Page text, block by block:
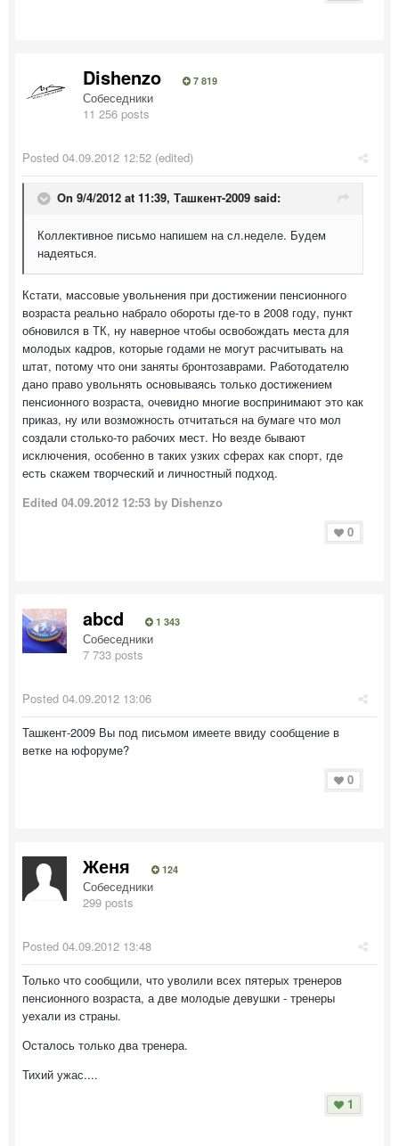
Dishenzo 7 819
Собеседники
11 256 posts
Posted 04.09.2012 12:52 (edited)
On 9/4/2012 at 11:39, Ташкент-2009 said:
Коллективное письмо напишем на сл.неделе. Будем
надеяться.
Кстати, массовые увольнения при достижении пенсионного
возраста реально набрало обороты где-то в 2008 году, пункт
обновился в ТК, ну наверное чтобы освобождать места для
молодых кадров, которые годами не могут расчитывать на
штат, потому что они заняты бронтозаврами. Работодателю
дано право увольнять основываясь только достижением
пенсионного возраста, очевидно многие воспринимают это как
приказ, ну или возможность отчитаться на бумаге что мол
создали столько-то рабочих мест. Но везде бывают
исключения, особенно в таких узких сферах как спорт, где
есть скажем творческий и личностный подход.
Edited 04.09.2012 12:53 by Dishenzo
0
abcd 1 343
Собеседники
7 733 posts
Posted 04.09.2012 13:06
Ташкент-2009 Вы под письмом имеете ввиду сообщение в
ветке на юфоруме?
0
Женя 124
Собеседники
299 posts
Posted 04.09.2012 13:48
Только что сообщили, что уволили всех пятерых тренеров
пенсионного возраста, а две молодые девушки - тренеры
уехали из страны.
Осталось только два тренера.
Тихий ужас....
1